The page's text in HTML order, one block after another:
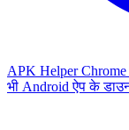
APK Helper
भी Android ऐप के